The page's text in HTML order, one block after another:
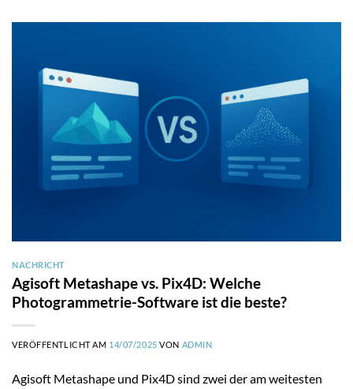
NACHRICHT
Agisoft Metashape vs. Pix4D: Welche
Photogrammetrie-Software ist die beste?
VERÖFFENTLICHT AM 14/07/2025 VON ADMIN
Agisoft Metashape und Pix4D sind zwei der am weitesten